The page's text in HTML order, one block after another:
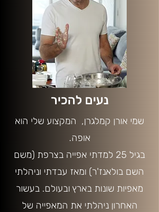
נעים להכיר
שמי אורן קמלגרן, המקצוע שלי הוא
אופה.
בגיל 25 למדתי אפייה בצרפת (משם
השם בולאנז'ר) ומאז עבדתי וניהלתי
מאפיות שונות בארץ ובעולם. בעשור
האחרון ניהלתי את המאפייה של